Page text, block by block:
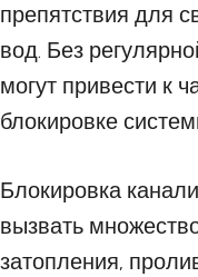
препятствия для
вод. Без
могут привести к
блокировке
Блокировка
вызвать
затопления,